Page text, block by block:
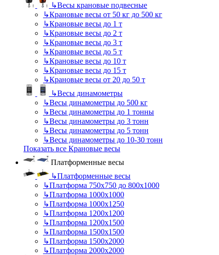
↳Весы крановые подвесные
↳Крановые весы от 50 кг до 500 кг
↳Крановые весы до 1 т
↳Крановые весы до 2 т
↳Крановые весы до 3 т
↳Крановые весы до 5 т
↳Крановые весы до 10 т
↳Крановые весы до 15 т
↳Крановые весы от 20 до 50 т
↳Весы динамометры
↳Весы динамометры до 500 кг
↳Весы динамометры до 1 тонны
↳Весы динамометры до 3 тонн
↳Весы динамометры до 5 тонн
↳Весы динамометры до 10-30 тонн
Показать все Крановые весы
Платформенные весы
↳Платформенные весы
↳Платформа 750х750 до 800х1000
↳Платформа 1000х1000
↳Платформа 1000х1250
↳Платформа 1200х1200
↳Платформа 1200х1500
↳Платформа 1500х1500
↳Платформа 1500х2000
↳Платформа 2000х2000